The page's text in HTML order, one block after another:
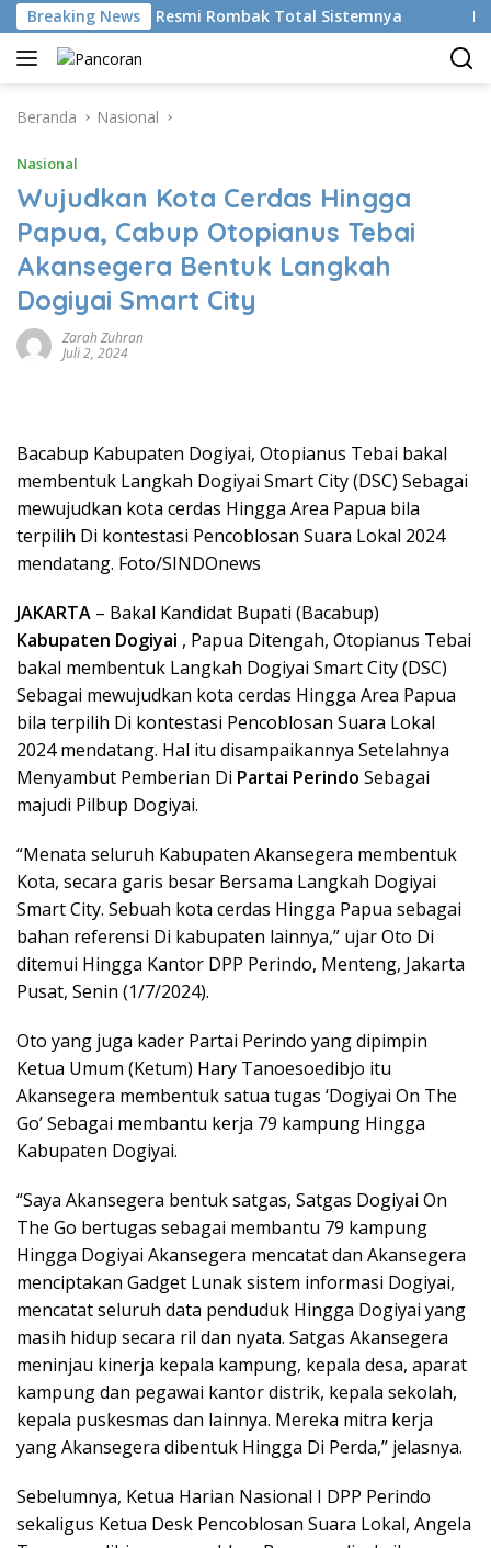
Langsung
ke
konten
Breaking News
AI, BRMS Resmi Rombak Total Sistemnya Bikin
Beranda Nasional
Nasional
Wujudkan Kota Cerdas Hingga
Papua, Cabup Otopianus Tebai
Akansegera Bentuk Langkah
Dogiyai Smart City
Zarah Zuhran
Juli 2, 2024
Bacabup Kabupaten Dogiyai, Otopianus Tebai bakal
membentuk Langkah Dogiyai Smart City (DSC) Sebagai
mewujudkan kota cerdas Hingga Area Papua bila
terpilih Di kontestasi Pencoblosan Suara Lokal 2024
mendatang. Foto/SINDOnews
JAKARTA – Bakal Kandidat Bupati (Bacabup)
Kabupaten Dogiyai , Papua Ditengah, Otopianus Tebai
bakal membentuk Langkah Dogiyai Smart City (DSC)
Sebagai mewujudkan kota cerdas Hingga Area Papua
bila terpilih Di kontestasi Pencoblosan Suara Lokal
2024 mendatang. Hal itu disampaikannya Setelahnya
Menyambut Pemberian Di Partai Perindo Sebagai
majudi Pilbup Dogiyai.
“Menata seluruh Kabupaten Akansegera membentuk
Kota, secara garis besar Bersama Langkah Dogiyai
Smart City. Sebuah kota cerdas Hingga Papua sebagai
bahan referensi Di kabupaten lainnya,” ujar Oto Di
ditemui Hingga Kantor DPP Perindo, Menteng, Jakarta
Pusat, Senin (1/7/2024).
Oto yang juga kader Partai Perindo yang dipimpin
Ketua Umum (Ketum) Hary Tanoesoedibjo itu
Akansegera membentuk satua tugas ‘Dogiyai On The
Go’ Sebagai membantu kerja 79 kampung Hingga
Kabupaten Dogiyai.
“Saya Akansegera bentuk satgas, Satgas Dogiyai On
The Go bertugas sebagai membantu 79 kampung
Hingga Dogiyai Akansegera mencatat dan Akansegera
menciptakan Gadget Lunak sistem informasi Dogiyai,
mencatat seluruh data penduduk Hingga Dogiyai yang
masih hidup secara ril dan nyata. Satgas Akansegera
meninjau kinerja kepala kampung, kepala desa, aparat
kampung dan pegawai kantor distrik, kepala sekolah,
kepala puskesmas dan lainnya. Mereka mitra kerja
yang Akansegera dibentuk Hingga Di Perda,” jelasnya.
Sebelumnya, Ketua Harian Nasional I DPP Perindo
sekaligus Ketua Desk Pencoblosan Suara Lokal, Angela